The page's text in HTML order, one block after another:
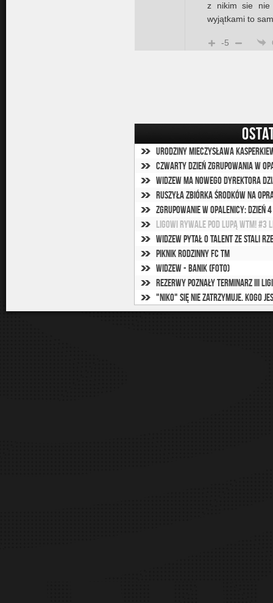
z nikim sie nie
wyjątkami to
-5
Urodziny Mieczysława
Czwarty dzień zgrupowania w
Widzew ma nowego dyrektora
Ruszyła zbiórka środków na
Zgrupowanie w Opalenicy: Dzień 4
Ligowi rywale pod lupą WTM! #3
Widzew pytał o talent ze Stali
Piknik rodzinny FC TM
Widzew - Banik (foto)
Rezerwy poznały terminarz III ligi
"Niko" się nie zatrzymuje. Kogo